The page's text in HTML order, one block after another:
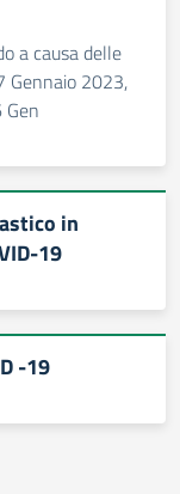
a causa delle
Gennaio 2023,
in
19
-19
successiva